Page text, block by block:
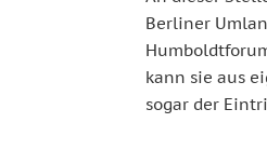
Berliner
kann sie aus
sogar der